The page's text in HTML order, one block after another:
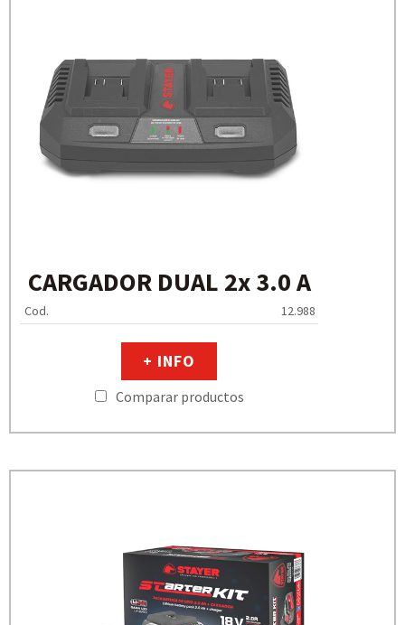
CARGADOR DUAL 2x 3.0 A
Cod. 12.988
+ INFO
Comparar productos